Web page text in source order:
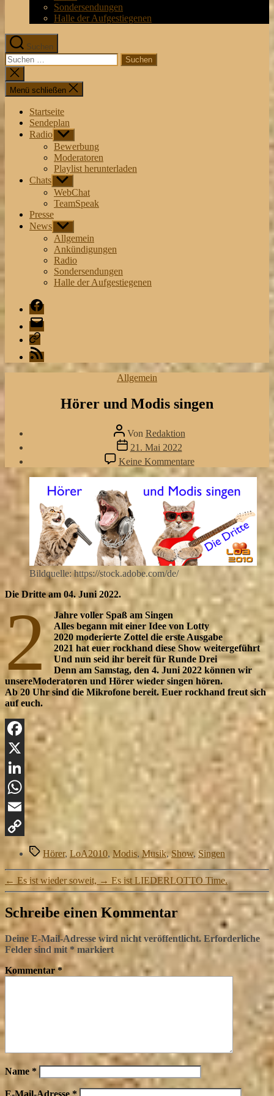
Sondersendungen
Halle der Aufgestiegenen
Suchen
Suchen
nach:
Suche
schließen
Menü schließen
Startseite
Sendeplan
Radio Untermenü
anzeigen
Bewerbung
Moderatoren
Playlist herunterladen
Chats Untermenü
anzeigen
WebChat
TeamSpeak
Presse
News Untermenü
anzeigen
Allgemein
Ankündigungen
Radio
Sondersendungen
Halle der Aufgestiegenen
Facebook
Mail
Playlist
RSS
Kategorien
Allgemein
Hörer und Modis singen
Beitragsautor
Von Redaktion
Veröffentlichungsdatum
21. Mai 2022
Keine Kommentarezu
Hörer
und
Modis
singen
Bildquelle: https://stock.adobe.com/de/
Die Dritte am 04. Juni 2022.
2
Jahre voller Spaß am Singen
Alles begann mit einer Idee von Lotty
2020 moderierte Zottel die erste Ausgabe
2021 hat euer rockhand diese Show weitergeführt
Und nun seid ihr bereit für Runde Drei
Denn am Samstag, den 4. Juni 2022 können wir
unsereModeratoren und Hörer wieder singen hören.
Ab 20 Uhr sind die Mikrofone bereit. Euer rockhand freut sich
auf euch.
Facebook
X
LinkedIn
WhatsApp
Email
Copy Schlagwörter
Hörer, LoA2010, Modis, Musik,Show, Singen
← Es ist wieder soweit, → Es ist LIEDERLOTTO Time.
Schreibe einen Kommentar
Deine E-Mail-Adresse wird nicht veröffentlicht. Erforderliche
Felder sind mit * markiert
Kommentar*
Name *
E-Mail-Adresse *